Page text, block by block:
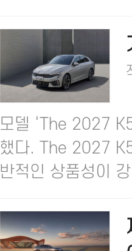
모델 ‘The 2027
했다. ​The 2027
반적인 상품성이